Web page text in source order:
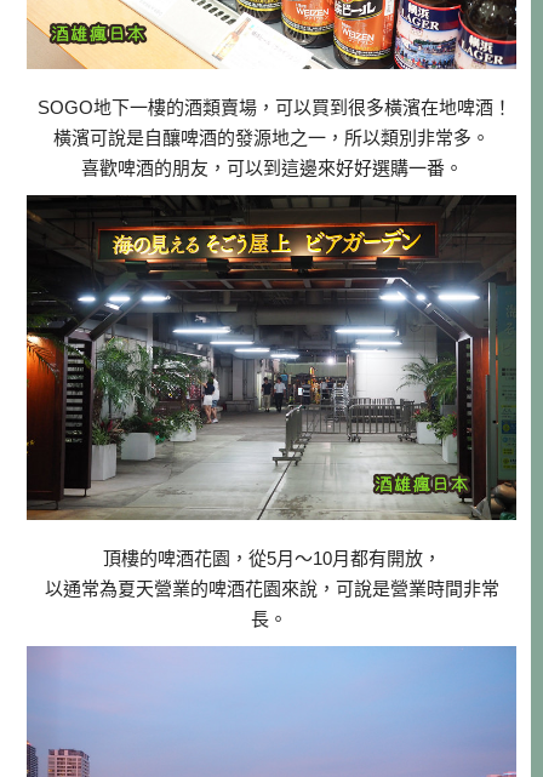
SOGO地下一樓的酒類賣場，可以買到很多橫濱在地啤酒！
橫濱可說是自釀啤酒的發源地之一，所以類別非常多。
喜歡啤酒的朋友，可以到這邊來好好選購一番。
頂樓的啤酒花園，從5月～10月都有開放，
以通常為夏天營業的啤酒花園來說，可說是營業時間非常
長。